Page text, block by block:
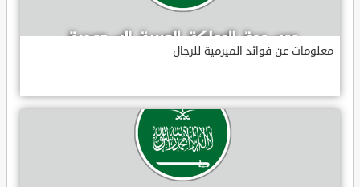
معلومات عن فوائد الميرمية للرجال